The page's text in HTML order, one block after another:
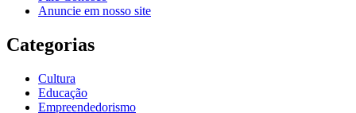
Anuncie em nosso site
Categorias
Cultura
Educação
Empreendedorismo